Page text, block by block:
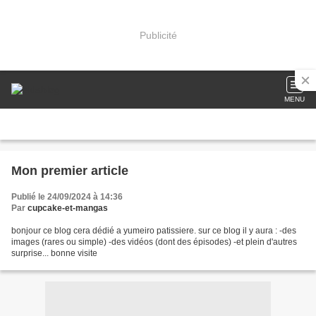
Publicité
MENU
Mon premier article
Publié le 24/09/2024 à 14:36
Par cupcake-et-mangas
bonjour ce blog cera dédié a yumeiro patissiere. sur ce blog il y aura : -des
images (rares ou simple) -des vidéos (dont des épisodes) -et plein d'autres
surprise... bonne visite